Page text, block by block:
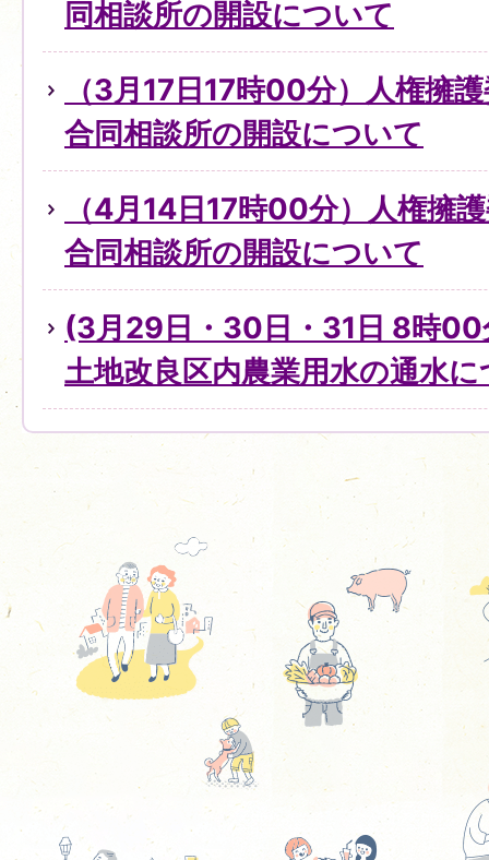
同相談所の開設について
（3月17日17時00分）人権擁
合同相談所の開設について
（4月14日17時00分）人権擁
合同相談所の開設について
(3月29日・30日・31日 8時
土地改良区内農業用水の通水